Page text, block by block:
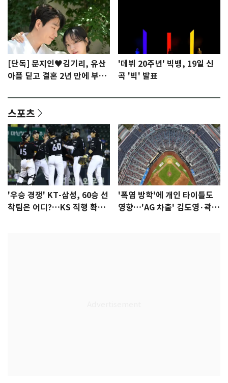
[단독] 문지인♥김기리, 유산
아픔 딛고 결혼 2년 만에 부모
'데뷔 20주년' 빅뱅, 19일 신
곡 '빅' 발표
스포츠
'우승 경쟁' KT-삼성, 60승 선
착팀은 어디?…KS 직행 확률
'폭염 방학'에 개인 타이틀도
영향…'AG 차출' 김도영·곽빈